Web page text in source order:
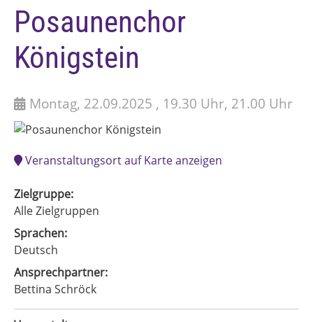
Posaunenchor
Königstein
Montag, 22.09.2025 , 19.30 Uhr, 21.00 Uhr
Veranstaltungsort auf Karte anzeigen
Zielgruppe:
Alle Zielgruppen
Sprachen:
Deutsch
Ansprechpartner:
Bettina Schröck